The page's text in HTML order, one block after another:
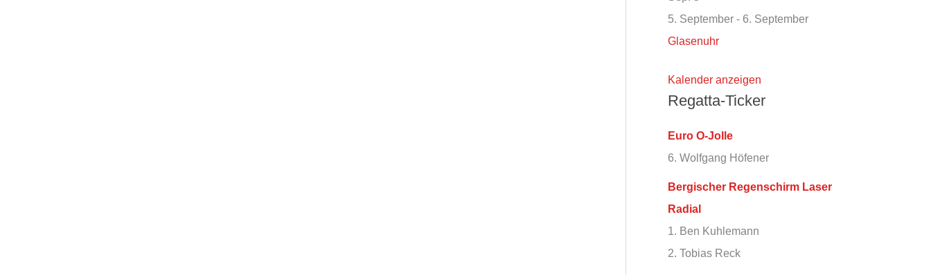
5. September - 6. September
Glasenuhr
Kalender anzeigen
Regatta-Ticker
Euro O-Jolle
6. Wolfgang Höfener
Bergischer Regenschirm Laser
Radial
1. Ben Kuhlemann
2. Tobias Reck